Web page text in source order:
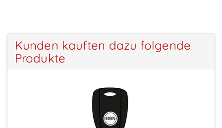
Kunden kauften dazu folgende
Produkte